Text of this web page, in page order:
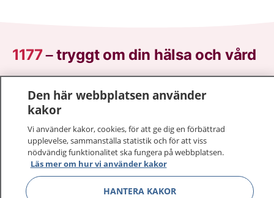
1177–tryggt om din hälsa och vård
sjukdomar och vilka mottagningar du kan kontakta.
Logga in för att läsa din journal och göra dina
vårdärenden. Ring telefonnummer 1177 för
sjukvårdsrådgivning dygnet runt.
1177 ger dig råd när du vill må bättre.
Den här webbplatsen använder
kakor
Vi använder kakor, cookies, för att ge dig en förbättrad
upplevelse, sammanställa statistik och för att viss
nödvändig funktionalitet ska fungera på webbplatsen.
Läs mer om hur vi använder kakor
HANTERA KAKOR